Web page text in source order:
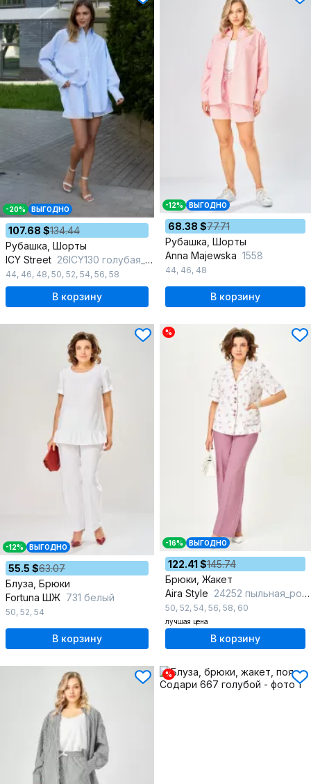
-20% ВЫГОДНО
107.68 $134.44
Рубашка, Шорты
ICY Street 26ICY130 голубая_полоска
44, 46, 48, 50, 52, 54, 56, 58
В корзину
-12% ВЫГОДНО
68.38 $77.71
Рубашка, Шорты
Anna Majewska 1558
44, 46, 48
В корзину
-12% ВЫГОДНО
55.5 $63.07
Блуза, Брюки
Fortuna ШЖ 731 белый
50, 52, 54
В корзину
%
-16% ВЫГОДНО
122.41 $145.74
Брюки, Жакет
Aira Style 24252 пыльная_роза+ белый
50, 52, 54, 56, 58, 60
лучшая цена
В корзину
%